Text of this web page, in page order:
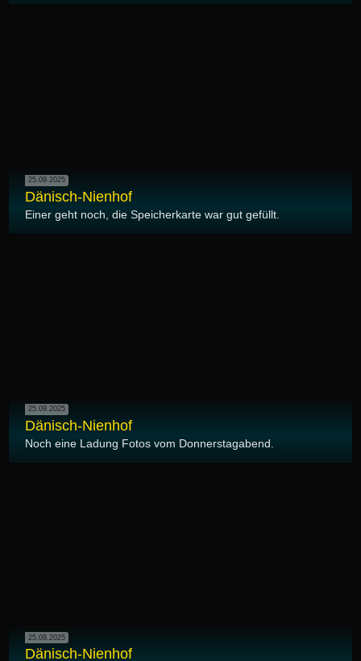
25.09.2025
Dänisch-Nienhof
Einer geht noch, die Speicherkarte war gut gefüllt.
25.09.2025
Dänisch-Nienhof
Noch eine Ladung Fotos vom Donnerstagabend.
25.09.2025
Dänisch-Nienhof